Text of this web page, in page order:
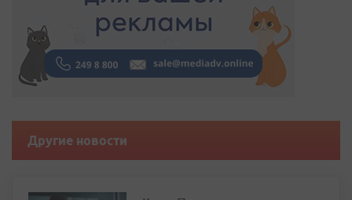
Другие новости